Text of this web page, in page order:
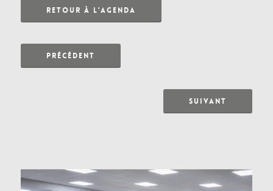
RETOUR À L'AGENDA
PRÉCÉDENT
SUIVANT